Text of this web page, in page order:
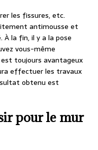
les fissures, etc.
antimousse et
la fin, il y a la pose
vous-même
toujours avantageux
effectuer les travaux
obtenu est
pour le mur